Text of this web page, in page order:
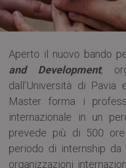
Aperto il nuovo bando
and Development,
dall’Università di
Master forma i
internazionale in un
prevede più di 500
periodo di internship
organizzazioni